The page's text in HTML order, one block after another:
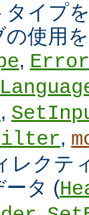
タイプ
の使用
,
,
,
レクテ
ータ (